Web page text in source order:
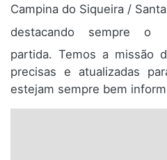
Campina do Siqueira /
destacando sempre o
partida. Temos a missão
precisas e atualizadas
estejam sempre bem